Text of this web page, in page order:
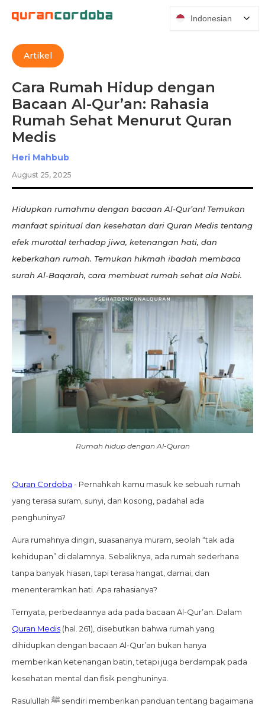
Artikel
Cara Rumah Hidup dengan
Bacaan Al-Qur’an: Rahasia
Rumah Sehat Menurut Quran
Medis
Heri Mahbub
August 25, 2025
Hidupkan rumahmu dengan bacaan Al-Qur’an! Temukan
manfaat spiritual dan kesehatan dari Quran Medis tentang
efek murottal terhadap jiwa, ketenangan hati, dan
keberkahan rumah. Temukan hikmah ibadah membaca
surah Al-Baqarah, cara membuat rumah sehat ala Nabi.
Rumah hidup dengan Al-Quran
Quran Cordoba - Pernahkah kamu masuk ke sebuah rumah
yang terasa suram, sunyi, dan kosong, padahal ada
penghuninya?
Aura rumahnya dingin, suasananya muram, seolah “tak ada
kehidupan” di dalamnya. Sebaliknya, ada rumah sederhana
tanpa banyak hiasan, tapi terasa hangat, damai, dan
menenteramkan hati. Apa rahasianya?
Ternyata, perbedaannya ada pada bacaan Al-Qur’an. Dalam
Quran Medis (hal. 261), disebutkan bahwa rumah yang
dihidupkan dengan bacaan Al-Qur’an bukan hanya
memberikan ketenangan batin, tetapi juga berdampak pada
kesehatan mental dan fisik penghuninya.
Rasulullah ﷺ sendiri memberikan panduan tentang bagaimana
Indonesian